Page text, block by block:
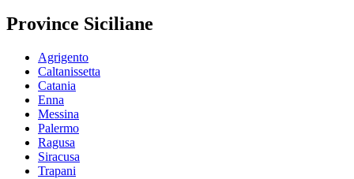
Province Siciliane
Agrigento
Caltanissetta
Catania
Enna
Messina
Palermo
Ragusa
Siracusa
Trapani